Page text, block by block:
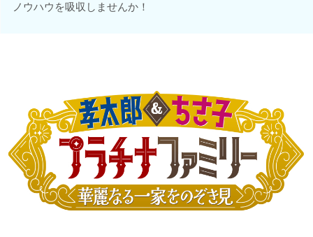
ノウハウを吸収しませんか！